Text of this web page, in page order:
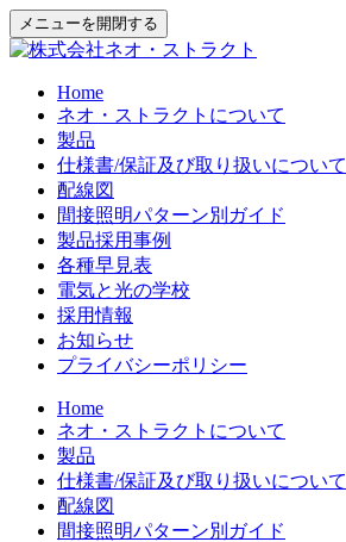
メニューを開閉する
Home
ネオ・ストラクトについて
製品
仕様書/保証及び取り扱いについて
配線図
間接照明パターン別ガイド
製品採用事例
各種早見表
電気と光の学校
採用情報
お知らせ
プライバシーポリシー
Home
ネオ・ストラクトについて
製品
仕様書/保証及び取り扱いについて
配線図
間接照明パターン別ガイド